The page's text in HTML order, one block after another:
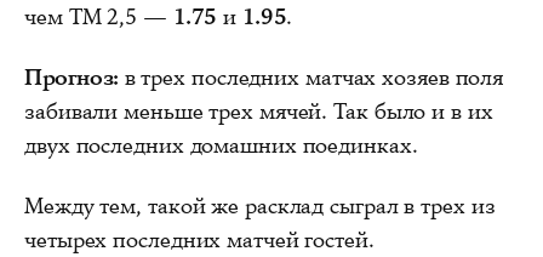
чем ТМ 2,5 — 1.75 и 1.95.
Прогноз: в трех последних матчах хозяев поля
забивали меньше трех мячей. Так было и в их
двух последних домашних поединках.
Между тем, такой же расклад сыграл в трех из
четырех последних матчей гостей.